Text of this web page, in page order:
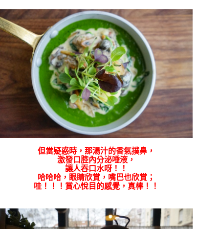
但當疑惑時，那湯汁的香氣撲鼻，
激發口腔內分泌唾液，
讓人吞口水呀！！
哈哈哈，眼睛欣賞，嘴巴也欣賞；
哇！！！賞心悅目的感覺，真棒！！